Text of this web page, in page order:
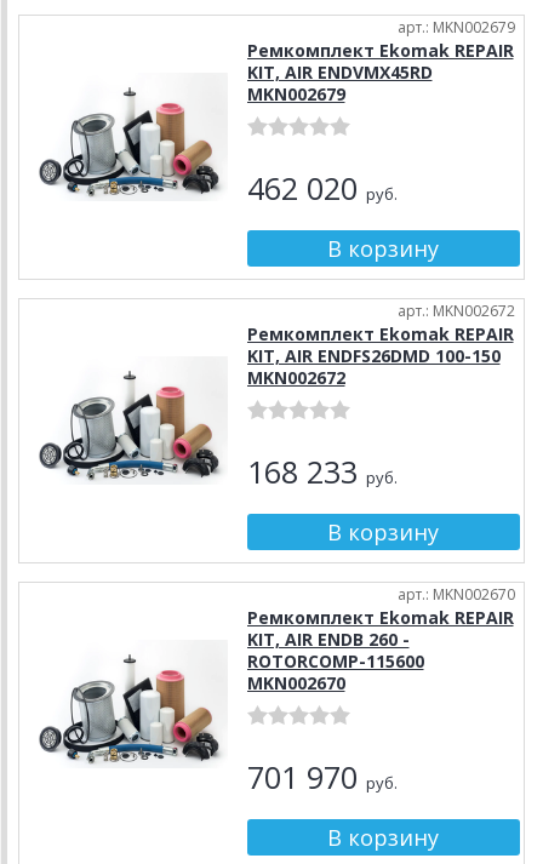
арт.: MKN002679
Ремкомплект Ekomak REPAIR
KIT, AIR ENDVMX45RD
MKN002679
462 020 руб.
арт.: MKN002672
Ремкомплект Ekomak REPAIR
KIT, AIR ENDFS26DMD 100-150
MKN002672
168 233 руб.
арт.: MKN002670
Ремкомплект Ekomak REPAIR
KIT, AIR ENDB 260 -
ROTORCOMP-115600
MKN002670
701 970 руб.